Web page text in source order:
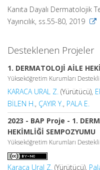
Kanıta Dayalı Dermatolojik
Yayıncılık, ss.55-80, 2019
Desteklenen Projeler
1. DERMATOLOJİ AİLE
Yükseköğretim Kurumları
KARACA URAL Z. (Yürütücü),
BİLEN H., ÇAYIR Y., PALA E.
2023 - BAP Proje - 1.
HEKİMLİĞİ SEMPOZYUMU
Yükseköğretim Kurumları
Karaca Ural Z. (Yürütücü),